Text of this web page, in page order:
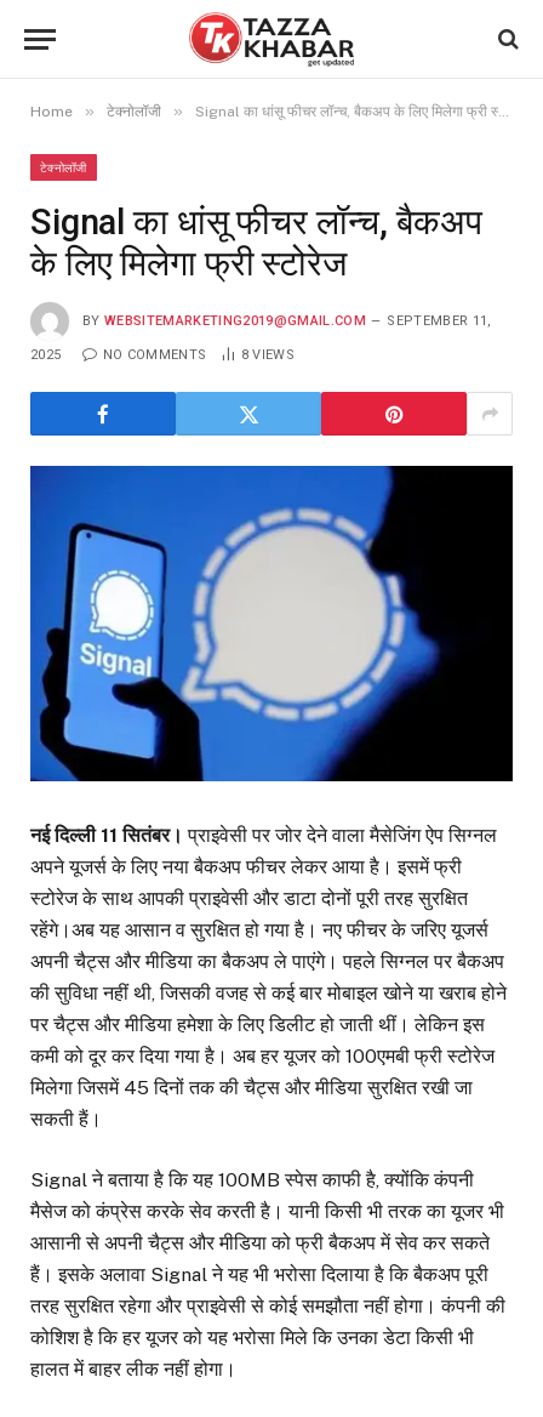
Home » टेक्नोलॉजी » Signal का धांसू फीचर लॉन्च, बैकअप के लिए मिलेगा फ्री स्टोरेज
टेक्नोलॉजी
Signal का धांसू फीचर लॉन्च, बैकअप
के लिए मिलेगा फ्री स्टोरेज
BY WEBSITEMARKETING2019@GMAIL.COM SEPTEMBER 11,
2025 NO COMMENTS 8VIEWS
नई दिल्ली 11 सितंबर। प्राइवेसी पर जोर देने वाला मैसेजिंग ऐप सिग्नल
अपने यूजर्स के लिए नया बैकअप फीचर लेकर आया है। इसमें फ्री
स्टोरेज के साथ आपकी प्राइवेसी और डाटा दोनों पूरी तरह सुरक्षित
रहेंगे।अब यह आसान व सुरक्षित हो गया है। नए फीचर के जरिए यूजर्स
अपनी चैट्स और मीडिया का बैकअप ले पाएंगे। पहले सिग्नल पर बैकअप
की सुविधा नहीं थी, जिसकी वजह से कई बार मोबाइल खोने या खराब होने
पर चैट्स और मीडिया हमेशा के लिए डिलीट हो जाती थीं। लेकिन इस
कमी को दूर कर दिया गया है। अब हर यूजर को 100एमबी फ्री स्टोरेज
मिलेगा जिसमें 45 दिनों तक की चैट्स और मीडिया सुरक्षित रखी जा
सकती हैं।
Signal ने बताया है कि यह 100MB स्पेस काफी है, क्योंकि कंपनी
मैसेज को कंप्रेस करके सेव करती है। यानी किसी भी तरक का यूजर भी
आसानी से अपनी चैट्स और मीडिया को फ्री बैकअप में सेव कर सकते
हैं। इसके अलावा Signal ने यह भी भरोसा दिलाया है कि बैकअप पूरी
तरह सुरक्षित रहेगा और प्राइवेसी से कोई समझौता नहीं होगा। कंपनी की
कोशिश है कि हर यूजर को यह भरोसा मिले कि उनका डेटा किसी भी
हालत में बाहर लीक नहीं होगा।